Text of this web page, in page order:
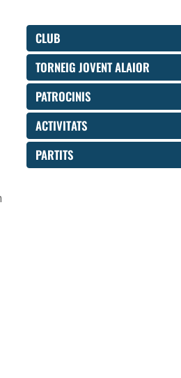
CLUB
TORNEIG JOVENT ALAIOR
PATROCINIS
ACTIVITATS
PARTITS